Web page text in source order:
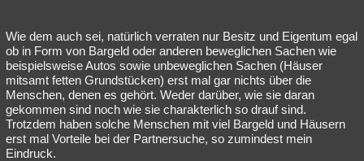
Wie dem auch sei, natürlich verraten nur Besitz und Eigentum egal
ob in Form von Bargeld oder anderen beweglichen Sachen wie
beispielsweise Autos sowie unbeweglichen Sachen (Häuser
mitsamt fetten Grundstücken) erst mal gar nichts über die
Menschen, denen es gehört. Weder darüber, wie sie daran
gekommen sind noch wie sie charakterlich so drauf sind.
Trotzdem haben solche Menschen mit viel Bargeld und Häusern
erst mal Vorteile bei der Partnersuche, so zumindest mein
Eindruck.